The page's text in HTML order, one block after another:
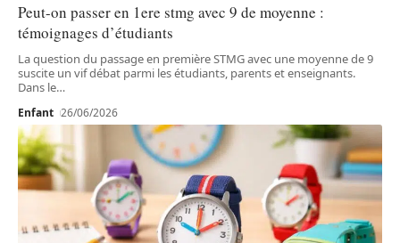
Peut-on passer en 1ere stmg avec 9 de moyenne :
témoignages d’étudiants
La question du passage en première STMG avec une moyenne de 9
suscite un vif débat parmi les étudiants, parents et enseignants.
Dans le…
Enfant 26/06/2026